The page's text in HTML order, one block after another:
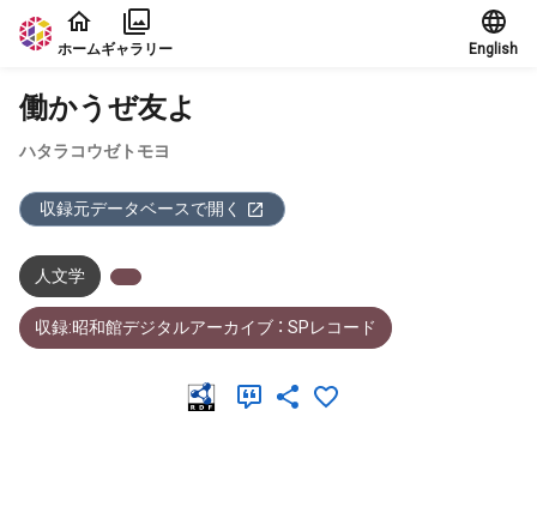
本文に飛ぶ
ホームギャラリー English
働かうぜ友よ
ハタラコウゼトモヨ
収録元データベースで開く
人文学
収録:昭和館デジタルアーカイブ ： SPレコード